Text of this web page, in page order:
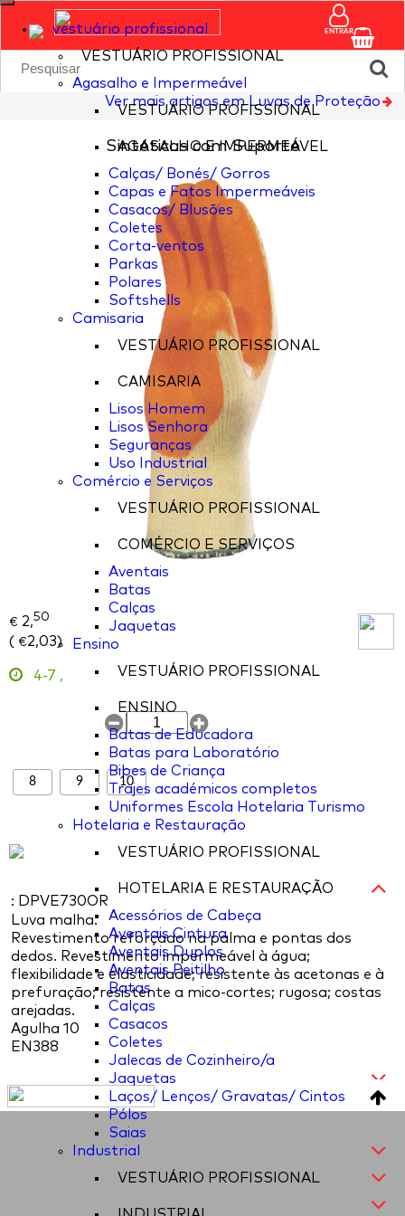
vestuário profissional
VESTUÁRIO PROFISSIONAL
Agasalho e Impermeável
VESTUÁRIO PROFISSIONAL
AGASALHO E IMPERMEÁVEL
Calças/ Bonés/ Gorros
Capas e Fatos Impermeáveis
Casacos/ Blusões
Coletes
Corta-ventos
Parkas
Polares
Softshells
Camisaria
VESTUÁRIO PROFISSIONAL
CAMISARIA
Lisos Homem
Lisos Senhora
Seguranças
Uso Industrial
Comércio e Serviços
VESTUÁRIO PROFISSIONAL
COMÉRCIO E SERVIÇOS
Aventais
Batas
Calças
Jaquetas
Ensino
VESTUÁRIO PROFISSIONAL
ENSINO
Batas de Educadora
Batas para Laboratório
Bibes de Criança
Trajes académicos completos
Uniformes Escola Hotelaria Turismo
Hotelaria e Restauração
VESTUÁRIO PROFISSIONAL
HOTELARIA E RESTAURAÇÃO
Acessórios de Cabeça
Aventais Cintura
Aventais Duplos
Aventais Peitilho
Batas
Calças
Casacos
Coletes
Jalecas de Cozinheiro/a
Jaquetas
Laços/ Lenços/ Gravatas/ Cintos
Pólos
Saias
Industrial
VESTUÁRIO PROFISSIONAL
ENTRAR
Ver mais artigos em Luvas de Proteção
Sintéticas com Suporte
€ 2,50
( €2,03)
4-7 ,
8 9 10
: DPVE730OR
Luva malha.
Revestimento reforçado na palma e pontas dos
dedos. Revestimento impermeável à água;
flexibilidade e elasticidade; resistente às acetonas e à
prefuração; resistente a mico-cortes; rugosa; costas
arejadas.
Agulha 10
EN388